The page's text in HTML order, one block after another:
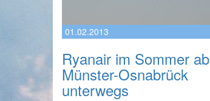
01.02.2013
Ryanair im Sommer ab
Münster-Osnabrück
unterwegs